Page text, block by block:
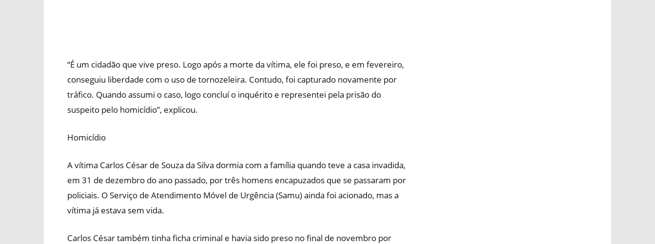
“É um cidadão que vive preso. Logo após a morte da vítima, ele foi preso, e em fevereiro,
conseguiu liberdade com o uso de tornozeleira. Contudo, foi capturado novamente por
tráfico. Quando assumi o caso, logo concluí o inquérito e representei pela prisão do
suspeito pelo homicídio”, explicou.
Homicídio
A vítima Carlos César de Souza da Silva dormia com a família quando teve a casa invadida,
em 31 de dezembro do ano passado, por três homens encapuzados que se passaram por
policiais. O Serviço de Atendimento Móvel de Urgência (Samu) ainda foi acionado, mas a
vítima já estava sem vida.
Carlos César também tinha ficha criminal e havia sido preso no final de novembro por